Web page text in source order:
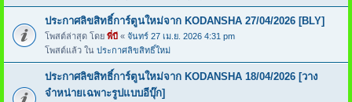
ประกาศลิขสิทธิ์การ์ตูนใหม่จาก KODANSHA 27/04/2026 [BLY]
โพสต์ล่าสุด โดย พี่บี « จันทร์ 27 เม.ย. 2026 4:31 pm
โพสต์แล้ว ใน ประกาศลิขสิทธิ์ใหม่
ประกาศลิขสิทธิ์การ์ตูนใหม่จาก KODANSHA 18/04/2026 [วาง
จำหน่ายเฉพาะรูปแบบอีบุ๊ก]